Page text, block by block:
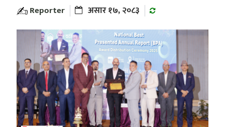
Reporter असार १७, २०८३